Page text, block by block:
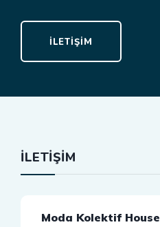
İLETIŞIM
İLETİŞİM
Moda Kolektif House